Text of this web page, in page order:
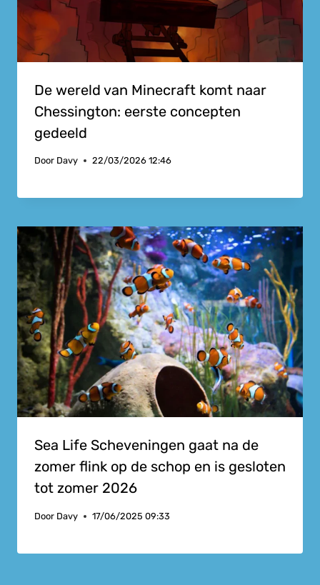
De wereld van Minecraft komt naar
Chessington: eerste concepten
gedeeld
Door Davy 22/03/2026 12:46
Sea Life Scheveningen gaat na de
zomer flink op de schop en is gesloten
tot zomer 2026
Door Davy 17/06/2025 09:33